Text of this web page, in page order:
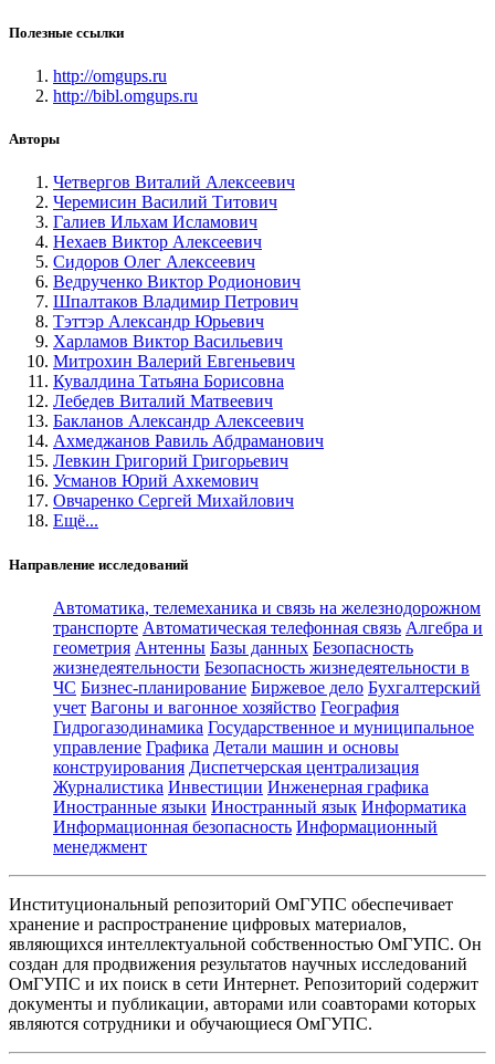
Полезные ссылки
http://omgups.ru
http://bibl.omgups.ru
Авторы
Четвергов Виталий Алексеевич
Черемисин Василий Титович
Галиев Ильхам Исламович
Нехаев Виктор Алексеевич
Сидоров Олег Алексеевич
Ведрученко Виктор Родионович
Шпалтаков Владимир Петрович
Тэттэр Александр Юрьевич
Харламов Виктор Васильевич
Митрохин Валерий Евгеньевич
Кувалдина Татьяна Борисовна
Лебедев Виталий Матвеевич
Бакланов Александр Алексеевич
Ахмеджанов Равиль Абдраманович
Левкин Григорий Григорьевич
Усманов Юрий Ахкемович
Овчаренко Сергей Михайлович
Ещё...
Направление исследований
Автоматика, телемеханика и связь на железнодорожном
транспорте Автоматическая телефонная связь Алгебра и
геометрия Антенны Базы данных Безопасность
жизнедеятельности Безопасность жизнедеятельности в
ЧС Бизнес-планирование Биржевое дело Бухгалтерский
учет Вагоны и вагонное хозяйство География
Гидрогазодинамика Государственное и муниципальное
управление Графика Детали машин и основы
конструирования Диспетчерская централизация
Журналистика Инвестиции Инженерная графика
Иностранные языки Иностранный язык Информатика
Информационная безопасность Информационный
менеджмент
Институциональный репозиторий ОмГУПС обеспечивает
хранение и распространение цифровых материалов,
являющихся интеллектуальной собственностью ОмГУПС. Он
создан для продвижения результатов научных исследований
ОмГУПС и их поиск в сети Интернет. Репозиторий содержит
документы и публикации, авторами или соавторами которых
являются сотрудники и обучающиеся ОмГУПС.